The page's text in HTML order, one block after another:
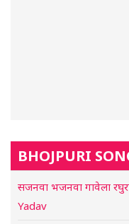
BHOJPURI
सजनवा भजनवा गावेला
Yadav